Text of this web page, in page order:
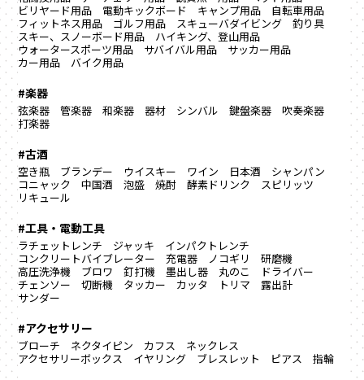
ビリヤード用品
電動キックボード キャンプ用品
自転車用品
フィットネス用品
ゴルフ用品 スキューバダイビング
釣り具
スキー、スノーボード用品
ハイキング、登山用品
ウォータースポーツ用品
サバイバル用品
サッカー用品
カー用品
バイク用品
#楽器
弦楽器 管楽器 和楽器 器材 シンバル 鍵盤楽器
吹奏楽器
打楽器
#古酒
空き瓶 ブランデー ウイスキー ワイン 日本酒
シャンパン
コニャック
中国酒 泡盛 焼酎 酵素ドリンク
スピリッツ
リキュール
#工具・電動工具
ラチェットレンチ ジャッキ
インパクトレンチ
コンクリートバイブレーター
充電器 ノコギリ
研磨機
高圧洗浄機
ブロワ 釘打機 墨出し器 丸のこ
ドライバー
チェンソー
切断機 タッカー カッタ トリマ
露出計
サンダー
#アクセサリー
ブローチ ネクタイピン カフス
ネックレス
アクセサリーボックス
イヤリング ブレスレット ピアス 指輪